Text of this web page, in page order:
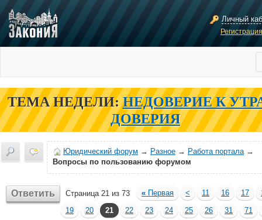
Личный
ТЕМА НЕДЕЛИ: НЕДОВЕРИЕ К
ДОВЕРИЯ
Юридический форум → Разное → Работа портала→
Вопросы по пользованию форумом
Ответить Страница 21 из 73 « Первая < 11 16 17
19
20 21 22 23 24 25 26 31
71